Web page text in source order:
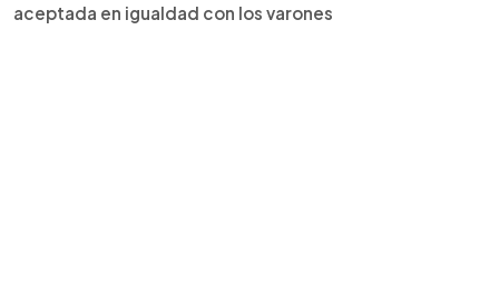
aceptada en igualdad con los varones